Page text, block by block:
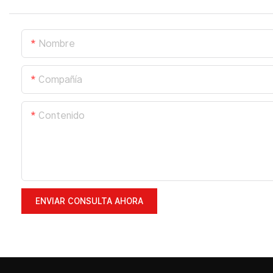
Nombre
Compañía
Contenido
ENVIAR CONSULTA AHORA